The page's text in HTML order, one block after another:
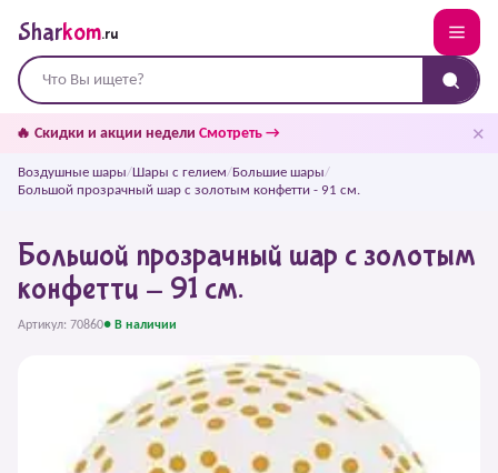
Sharkom.ru
🔥 Скидки и акции недели Смотреть → ✕
Воздушные шары/Шары с гелием/Большие шары/
Большой прозрачный шар с золотым конфетти - 91 см.
Большой прозрачный шар с золотым
конфетти - 91 см.
Артикул: 70860● В наличии